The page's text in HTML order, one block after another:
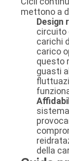
mettono a
Design
circuito
carichi
carico
questo
guasti
della